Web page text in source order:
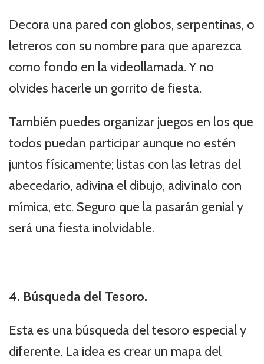
Decora una pared con globos, serpentinas, o
letreros con su nombre para que aparezca
como fondo en la videollamada. Y no
olvides hacerle un gorrito de fiesta.
También puedes organizar juegos en los que
todos puedan participar aunque no estén
juntos físicamente; listas con las letras del
abecedario, adivina el dibujo, adivínalo con
mímica, etc. Seguro que la pasarán genial y
será una fiesta inolvidable.
4. Búsqueda del Tesoro.
Esta es una búsqueda del tesoro especial y
diferente. La idea es crear un mapa del